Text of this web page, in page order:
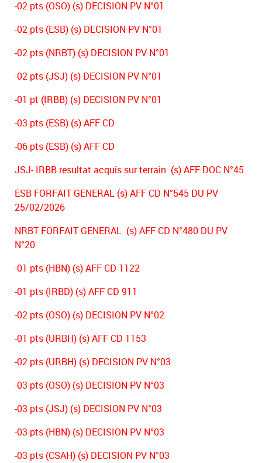
-02 pts (OSO) (s) DECISION PV N°01
-02 pts (ESB) (s) DECISION PV N°01
-02 pts (NRBT) (s) DECISION PV N°01
-02 pts (JSJ) (s) DECISION PV N°01
-01 pt (IRBB) (s) DECISION PV N°01
-03 pts (ESB) (s) AFF CD
-06 pts (ESB) (s) AFF CD
JSJ- IRBB resultat acquis sur terrain (s) AFF DOC N°45
ESB FORFAIT GENERAL (s) AFF CD N°545 DU PV
25/02/2026
NRBT FORFAIT GENERAL (s) AFF CD N°480 DU PV
N°20
-01 pts (HBN) (s) AFF CD 1122
-01 pts (IRBD) (s) AFF CD 911
-02 pts (OSO) (s) DECISION PV N°02
-01 pts (URBH) (s) AFF CD 1153
-02 pts (URBH) (s) DECISION PV N°03
-03 pts (OSO) (s) DECISION PV N°03
-03 pts (JSJ) (s) DECISION PV N°03
-03 pts (HBN) (s) DECISION PV N°03
-03 pts (CSAH) (s) DECISION PV N°03